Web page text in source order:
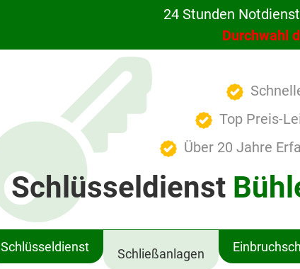
24 Stunden
Durchwahl
Top Preis-
Über 20 Jahre
Schlüsseldienst
Schlüsseldienst Schließanlagen